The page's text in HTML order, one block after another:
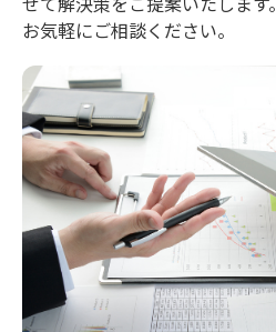
お気軽にご相談ください。